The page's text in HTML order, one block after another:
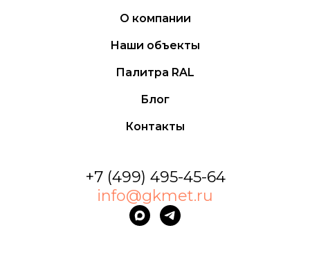
О компании
Наши объекты
Палитра RAL
Блог
Контакты
+7 (499) 495-45-64
info@gkmet.ru